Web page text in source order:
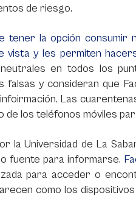
de riesgo.
tener la opción consumir
vista y les permiten
en todos los
falsas y consideran que
Las
de los teléfonos móviles
la Universidad de La
fuente para informarse.
para acceder o
como los